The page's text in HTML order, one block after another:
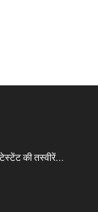
की तस्वीरें...